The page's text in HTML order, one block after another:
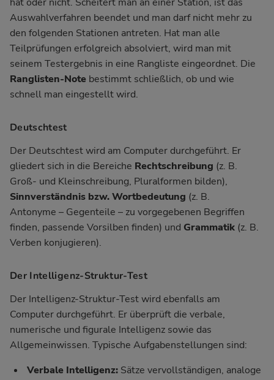
Auswahlverfahren beendet und man darf nicht mehr zu
den folgenden Stationen antreten. Hat man alle
Teilprüfungen erfolgreich absolviert, wird man mit
seinem Testergebnis in eine Rangliste eingeordnet. Die
Ranglisten-Note bestimmt schließlich, ob und wie
schnell man eingestellt wird.
Deutschtest
Der Deutschtest wird am Computer durchgeführt. Er
gliedert sich in die Bereiche Rechtschreibung (z. B.
Groß- und Kleinschreibung, Pluralformen bilden),
Sinnverständnis bzw. Wortbedeutung (z. B.
Antonyme – Gegenteile – zu vorgegebenen Begriffen
finden, passende Vorsilben finden) und Grammatik (z. B.
Verben konjugieren).
Der Intelligenz-Struktur-Test
Der Intelligenz-Struktur-Test wird ebenfalls am
Computer durchgeführt. Er überprüft die verbale,
numerische und figurale Intelligenz sowie das
Allgemeinwissen. Typische Aufgabenstellungen sind:
Verbale Intelligenz: Sätze vervollständigen, analoge